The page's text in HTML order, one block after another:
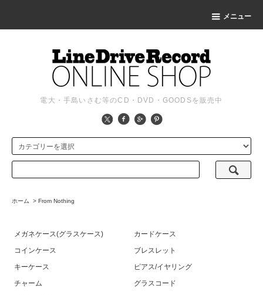
メニュー
電大・手島いさむ等のCD・DVD・GOODSを販売中
ホーム > From Nothing
メガネケース(グラスケース)
カードケース
コインケース
ブレスレット
キーケース
ピアス/イヤリング
チャーム
グラスコード